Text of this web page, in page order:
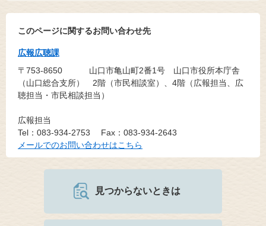
このページに関するお問い合わせ先
広報広聴課
〒753-8650
山口市亀山町2番1号 山口市役所本庁舎
（山口総合支所） 2階（市民相談室）、4階（広報担当、広
聴担当・市民相談担当）
広報担当
Tel：083-934-2753
Fax：083-934-2643
メールでのお問い合わせはこちら
見つからないときは